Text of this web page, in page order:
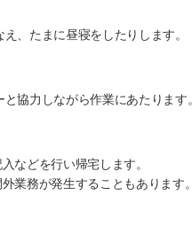
、たまに昼寝をしたりします。
協力しながら作業にあたります。
などを行い帰宅します。
業務が発生することもあります。